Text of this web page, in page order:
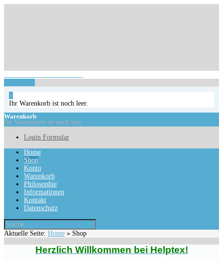
Login Formular
×
Ihr Warenkorb ist noch leer.
Warenkorb
Ihr Warenkorb ist noch leer.
Login Formular
Home
Shop
Konto
Warenkorb
Philosophie
Informationen
Kontakt
Datenschutz
Aktuelle Seite: Home » Shop
Herzlich Willkommen bei Helptex!